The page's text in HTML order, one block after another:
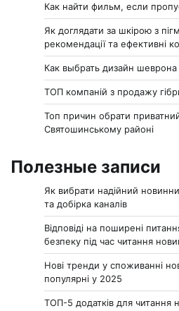
Как найти фильм, если
Як доглядати за шкірою з
рекомендації та ефективні
Как выбрать дизайн
ТОП компаній з продажу
Топ причин обрати
Святошинському районі
Полезные записи
Як вибрати надійний
та добірка каналів
Відповіді на поширені
безпеку під час читання
Нові тренди у споживанні
популярні у 2025
ТОП-5 додатків для читання